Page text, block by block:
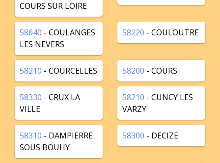
COURS SUR LOIRE
58640 - COULANGES
LES NEVERS
58220 - COULOUTRE
58210 - COURCELLES 58200 - COURS
58330 - CRUX LA
VILLE
58210 - CUNCY LES
VARZY
58310 - DAMPIERRE
SOUS BOUHY
58300 - DECIZE